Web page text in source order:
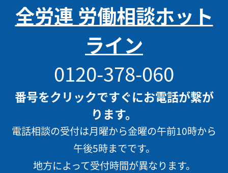
全労連 労働相談ホット
ライン
0120-378-060
番号をクリックですぐにお電話が繋が
ります。
電話相談の受付は月曜から金曜の午前10時から
午後5時までです。
地方によって受付時間が異なります。